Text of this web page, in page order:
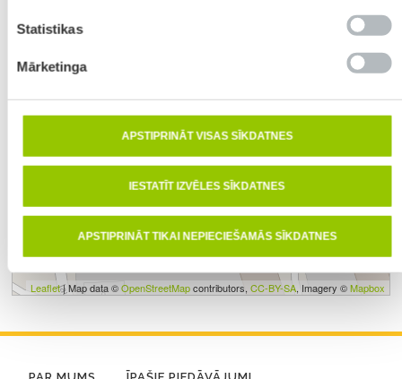
Statistikas
Mārketinga
APSTIPRINĀT VISAS SĪKDATNES
IESTATĪT IZVĒLES SĪKDATNES
APSTIPRINĀT TIKAI NEPIECIEŠAMĀS SĪKDATNES
Leaflet| Map data ©OpenStreetMapcontributors, CC-BY-SA, Imagery ©Mapbox